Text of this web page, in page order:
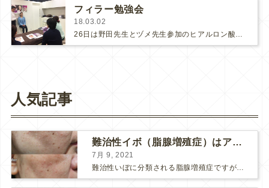
フィラー勉強会
18.03.02
26日は野田先生とヅメ先生参加のヒアルロン酸注射トレーニングDAYでした。今回もアラガンジャパンから講師の劉先生が来てくださって…
人気記事
難治性イボ（脂腺増殖症）はアグネスAGNESが効果的です！
7月 9, 2021